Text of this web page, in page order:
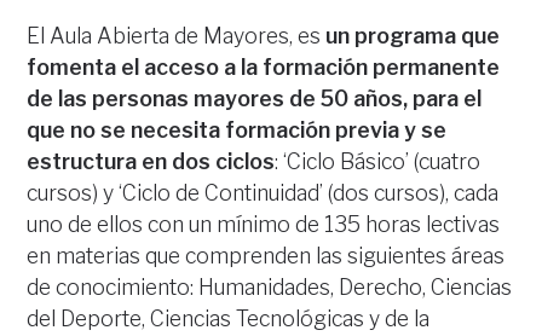
El Aula Abierta de Mayores, es un programa que
fomenta el acceso a la formación permanente
de las personas mayores de 50 años, para el
que no se necesita formación previa y se
estructura en dos ciclos: ‘Ciclo Básico’ (cuatro
cursos) y ‘Ciclo de Continuidad’ (dos cursos), cada
uno de ellos con un mínimo de 135 horas lectivas
en materias que comprenden las siguientes áreas
de conocimiento: Humanidades, Derecho, Ciencias
del Deporte, Ciencias Tecnológicas y de la